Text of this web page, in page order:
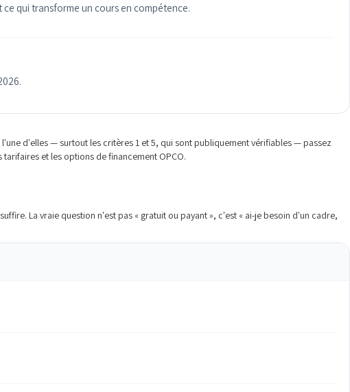
qui transforme un cours en compétence.
d'elles — surtout les critères 1 et 5, qui sont publiquement vérifiables — passez
et les options de financement OPCO.
La vraie question n'est pas « gratuit ou payant », c'est « ai-je besoin d'un cadre,